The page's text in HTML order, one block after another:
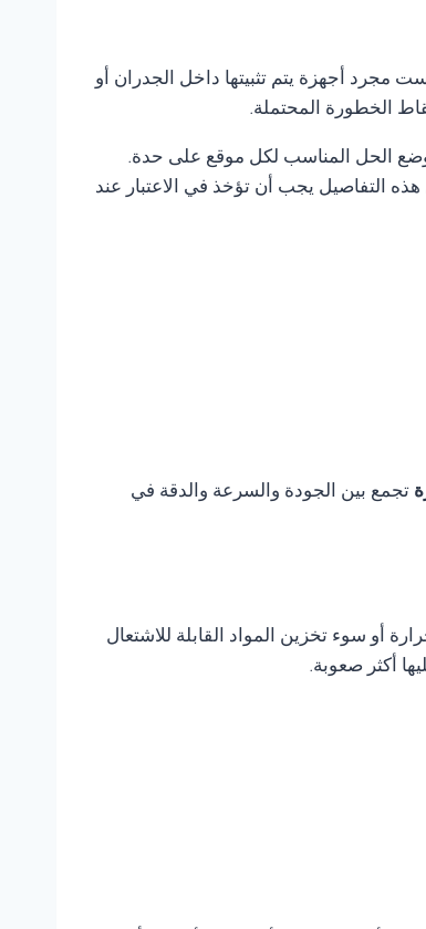
مجرد أجهزة يتم تثبيتها داخل الجدران أو
الخطورة المحتملة.
الحل المناسب لكل موقع على حدة.
التفاصيل يجب أن تؤخذ في الاعتبار عند
تجمع بين الجودة والسرعة والدقة في
أو سوء تخزين المواد القابلة للاشتعال
أكثر صعوبة.